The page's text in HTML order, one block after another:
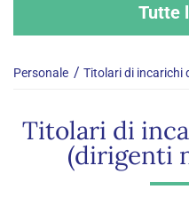
Personale Titolari di incarichi
Titolari di
(dirigenti
Tutte